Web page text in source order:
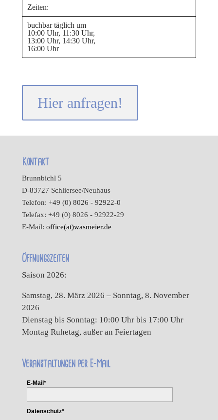
Zeiten:
buchbar täglich um
10:00 Uhr, 11:30 Uhr,
13:00 Uhr, 14:30 Uhr,
16:00 Uhr
Hier anfragen!
Kontakt
Brunnbichl 5
D-83727 Schliersee/Neuhaus
Telefon: +49 (0) 8026 - 92922-0
Telefax: +49 (0) 8026 - 92922-29
E-Mail: office(at)wasmeier.de
Öffnungszeiten
Saison 2026:
Samstag, 28. März 2026 – Sonntag, 8. November
2026
Dienstag bis Sonntag: 10:00 Uhr bis 17:00 Uhr
Montag Ruhetag, außer an Feiertagen
Veranstaltungen per E-Mail
E-Mail*
Datenschutz*